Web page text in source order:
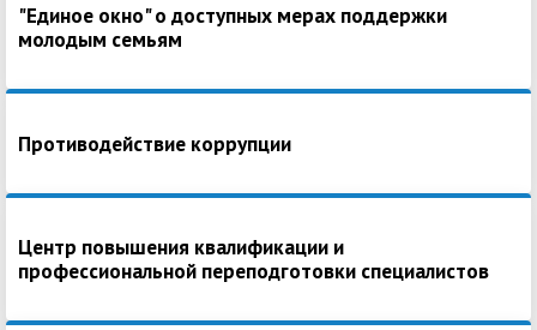
"Единое окно" о доступных мерах поддержки
молодым семьям
Противодействие коррупции
Центр повышения квалификации и
профессиональной переподготовки специалистов